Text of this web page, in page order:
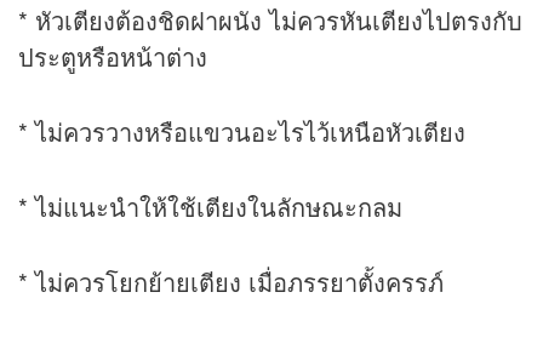
* หัวเตียงต้องชิดฝาผนัง ไม่ควรหันเตียงไปตรงกับ
ประตูหรือหน้าต่าง
* ไม่ควรวางหรือแขวนอะไรไว้เหนือหัวเตียง
* ไม่แนะนำให้ใช้เตียงในลักษณะกลม
* ไม่ควรโยกย้ายเตียง เมื่อภรรยาตั้งครรภ์